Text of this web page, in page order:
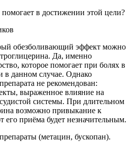
в достижении этой цели?
обезболивающий эффект можно
Да, именно
которое помогает при болях в
в данном случае. Однако
не рекомендован:
выраженное влияние на
системы. При длительном
возможно привыкание к
его приёма будет незначительным.
(метацин, бускопан).